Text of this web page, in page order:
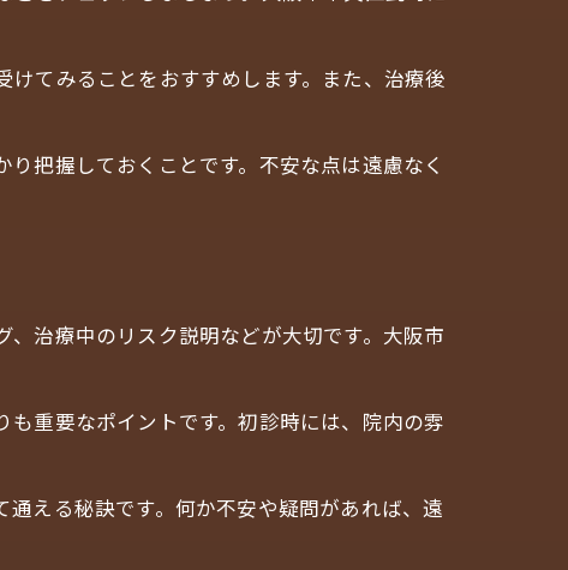
てみることをおすすめします。また、治療後
把握しておくことです。不安な点は遠慮なく
治療中のリスク説明などが大切です。大阪市
重要なポイントです。初診時には、院内の雰
える秘訣です。何か不安や疑問があれば、遠